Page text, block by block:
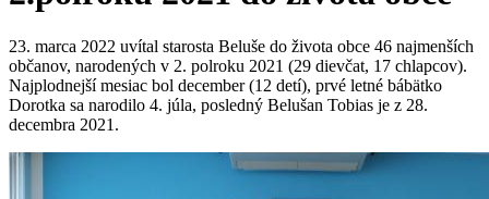
23. marca 2022 uvítal starosta Beluše do života obce 46 najmenších
občanov, narodených v 2. polroku 2021 (29 dievčat, 17 chlapcov).
Najplodnejší mesiac bol december (12 detí), prvé letné bábätko
Dorotka sa narodilo 4. júla, posledný Belušan Tobias je z 28.
decembra 2021.